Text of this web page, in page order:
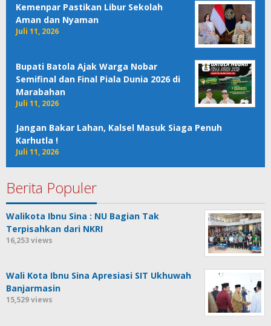
Kemenpar Pastikan Libur Sekolah
Aman dan Nyaman
Juli 11, 2026
Bupati Batola Ajak Warga Nobar
Semifinal dan Final Piala Dunia 2026 di
Marabahan
Juli 11, 2026
Jangan Bakar Lahan, Kalsel Masuk Siaga Penuh
Karhutla !
Juli 11, 2026
Berita Populer
Walikota Ibnu Sina : NU Bagian Tak
Terpisahkan dari NKRI
16,253 views
Wali Kota Ibnu Sina Apresiasi SIT Ukhuwah
Banjarmasin
15,529 views